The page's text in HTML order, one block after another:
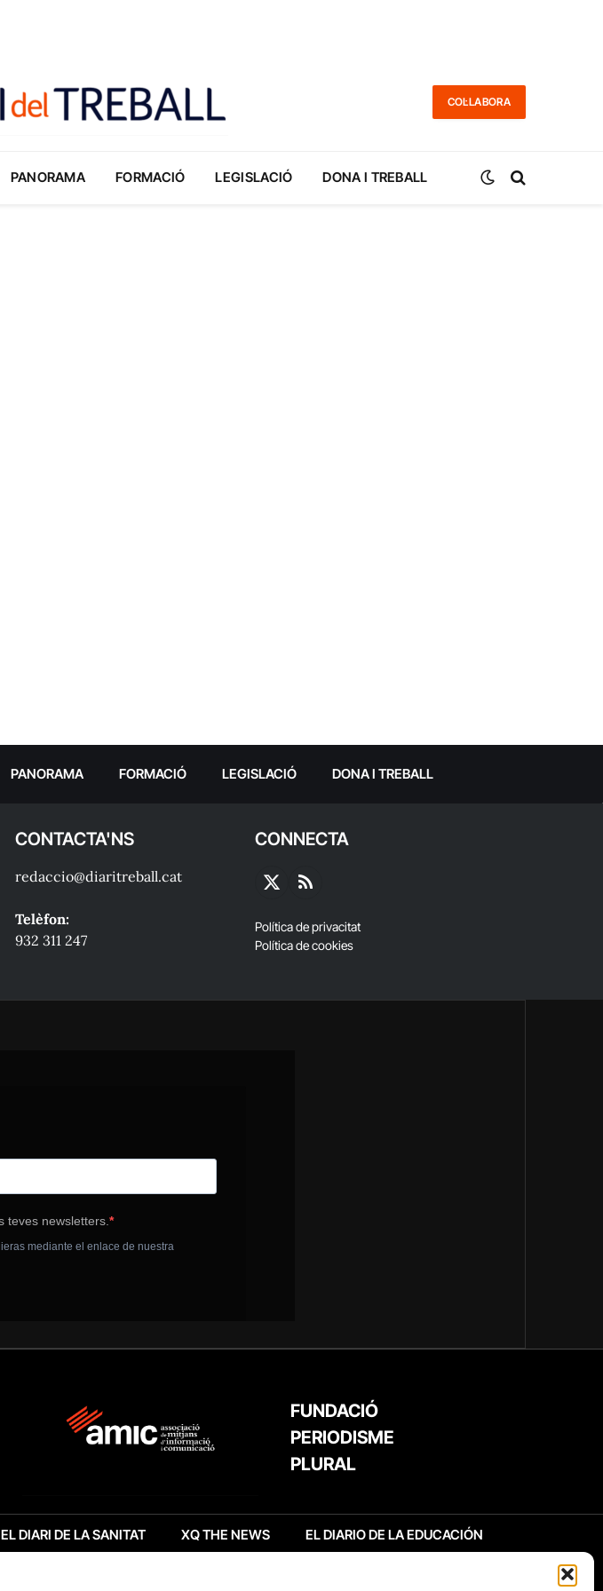
COL·LABORA
PANORAMA FORMACIÓ LEGISLACIÓ DONA I TREBALL
PANORAMA FORMACIÓ LEGISLACIÓ DONA I TREBALL
CONTACTA'NS
redaccio@diaritreball.cat
Telèfon:
932 311 247
CONNECTA
X
RSS
Política de privacitat
Política de cookies
FUNDACIÓ
PERIODISME
PLURAL
EL DIARI DE LA SANITAT XQ THE NEWS EL DIARIO DE LA EDUCACIÓN